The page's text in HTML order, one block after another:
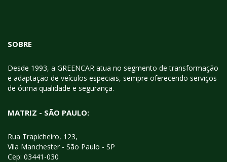
SOBRE
Desde 1993, a GREENCAR atua no segmento de transformação
e adaptação de veículos especiais, sempre oferecendo serviços
de ótima qualidade e segurança.
MATRIZ - SÃO PAULO:
Rua Trapicheiro, 123,
Vila Manchester - São Paulo - SP
Cep: 03441-030